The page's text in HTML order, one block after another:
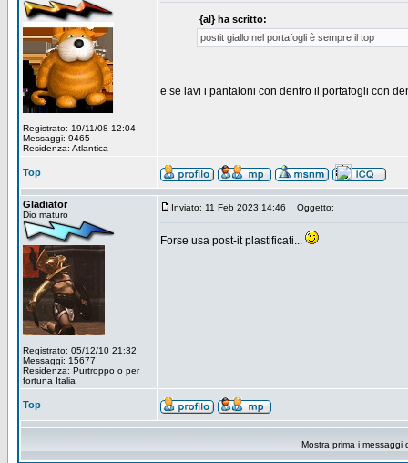
Registrato: 19/11/08 12:04
Messaggi: 9465
Residenza: Atlantica
{al} ha scritto:
postit giallo nel portafogli è sempre il top
e se lavi i pantaloni con dentro il portafogli con
Top
Gladiator
Dio maturo
Registrato: 05/12/10 21:32
Messaggi: 15677
Residenza: Purtroppo o per
fortuna Italia
Inviato: 11 Feb 2023 14:46 Oggetto:
Forse usa post-it plastificati...
Top
Mostra prima i messaggi